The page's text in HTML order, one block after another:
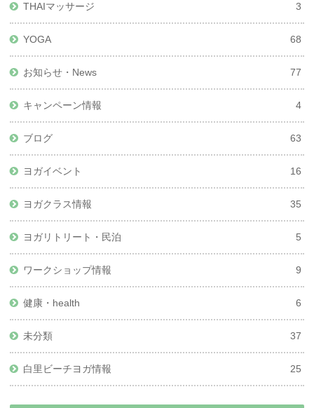
THAIマッサージ 3
YOGA 68
お知らせ・News 77
キャンペーン情報 4
ブログ 63
ヨガイベント 16
ヨガクラス情報 35
ヨガリトリート・民泊 5
ワークショップ情報 9
健康・health 6
未分類 37
白里ビーチヨガ情報 25